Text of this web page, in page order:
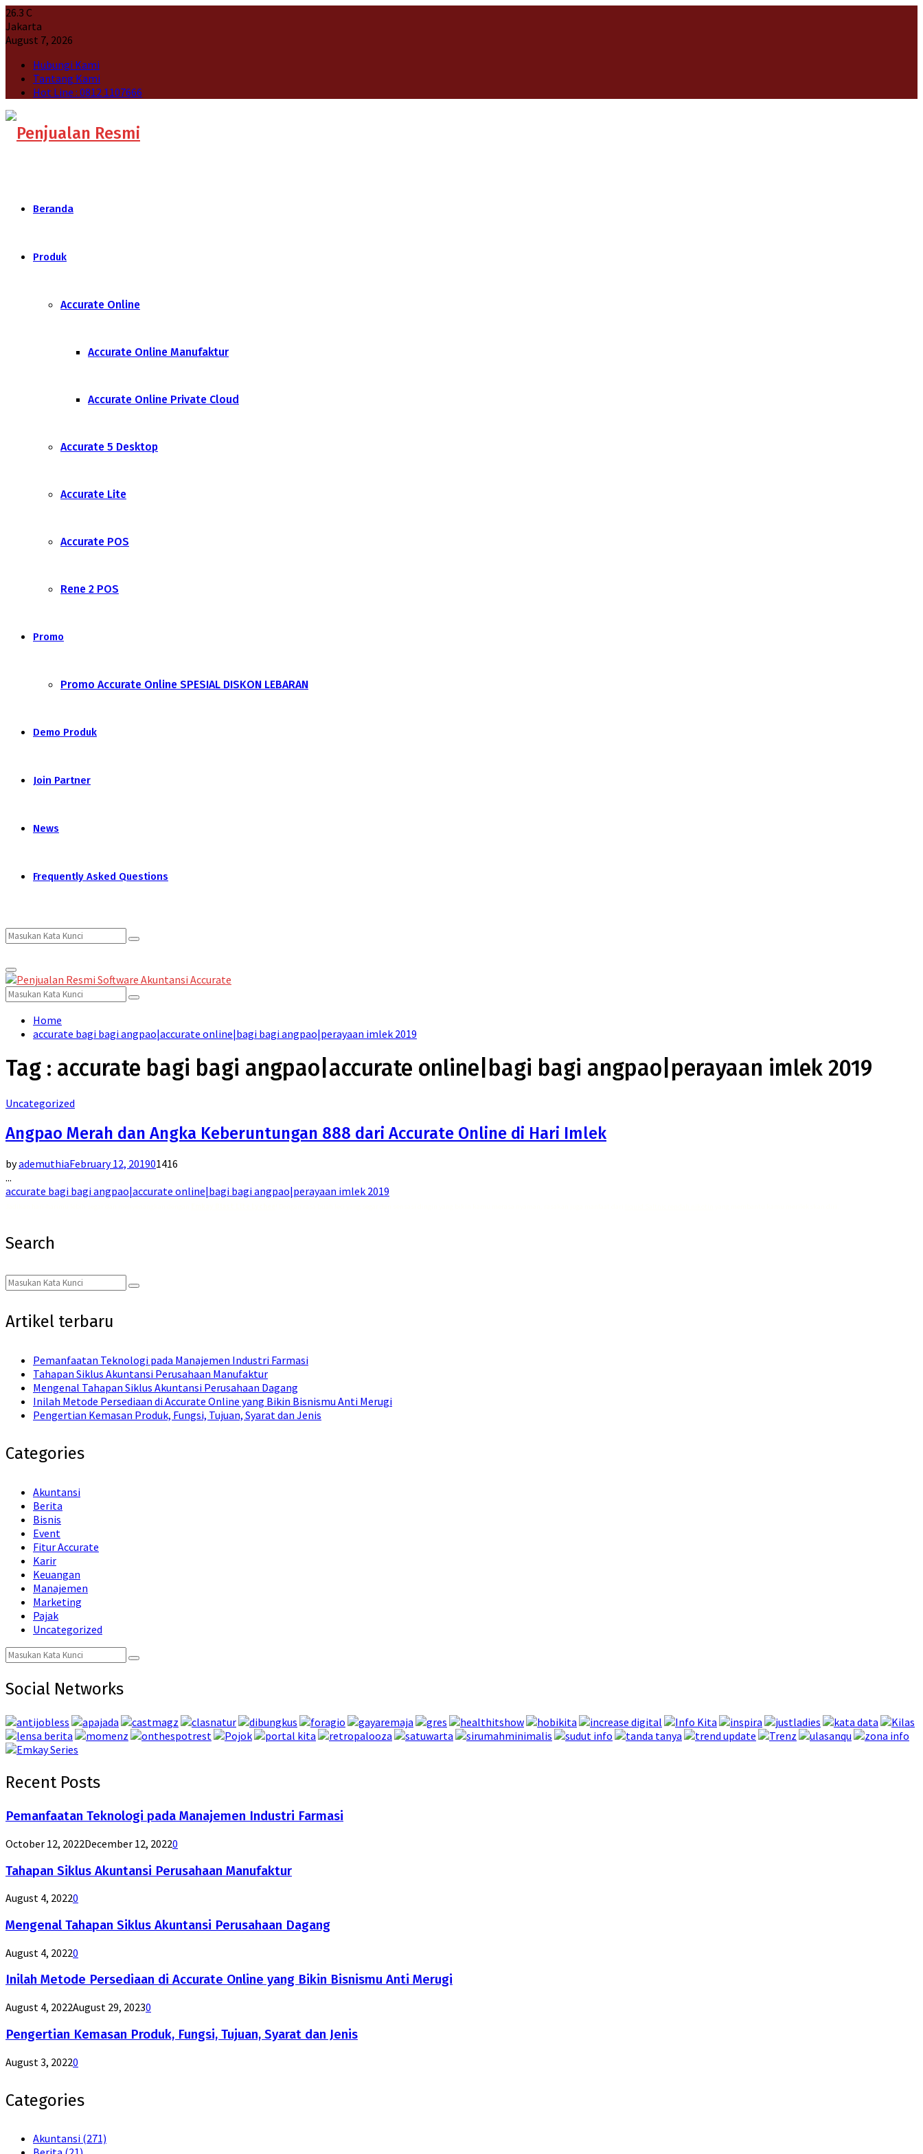
26.3 C
Jakarta
August 7, 2026
Hubungi Kami
Tantang Kami
Hot Line : 0812 1107666
Beranda
Produk
Accurate Online
Accurate Online Manufaktur
Accurate Online Private Cloud
Accurate 5 Desktop
Accurate Lite
Accurate POS
Rene 2 POS
Promo
Promo Accurate Online SPESIAL DISKON LEBARAN
Demo Produk
Join Partner
News
Frequently Asked Questions
Search
for:
Search
Primary
Menu
Search
for:
Search
Home
accurate bagi bagi angpao|accurate online|bagi bagi angpao|perayaan imlek 2019
Tag : accurate bagi bagi angpao|accurate online|bagi bagi angpao|perayaan imlek 2019
Uncategorized
Angpao Merah dan Angka Keberuntungan 888 dari Accurate Online di Hari Imlek
byademuthiaFebruary 12, 201901416
...
accurate bagi bagi angpao|accurate online|bagi bagi angpao|perayaan imlek 2019
Search
Search
for:
Search
Artikel terbaru
Pemanfaatan Teknologi pada Manajemen Industri Farmasi
Tahapan Siklus Akuntansi Perusahaan Manufaktur
Mengenal Tahapan Siklus Akuntansi Perusahaan Dagang
Inilah Metode Persediaan di Accurate Online yang Bikin Bisnismu Anti Merugi
Pengertian Kemasan Produk, Fungsi, Tujuan, Syarat dan Jenis
Categories
Akuntansi
Berita
Bisnis
Event
Fitur Accurate
Karir
Keuangan
Manajemen
Marketing
Pajak
Uncategorized
Search
for:
Search
Social Networks
Recent Posts
Pemanfaatan Teknologi pada Manajemen Industri Farmasi
October 12, 2022December 12, 20220
Tahapan Siklus Akuntansi Perusahaan Manufaktur
August 4, 20220
Mengenal Tahapan Siklus Akuntansi Perusahaan Dagang
August 4, 20220
Inilah Metode Persediaan di Accurate Online yang Bikin Bisnismu Anti Merugi
August 4, 2022August 29, 20230
Pengertian Kemasan Produk, Fungsi, Tujuan, Syarat dan Jenis
August 3, 20220
Categories
Akuntansi (271)